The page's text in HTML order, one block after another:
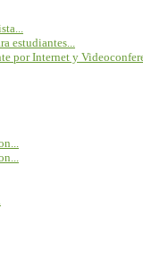
estudiantes...
por Internet y